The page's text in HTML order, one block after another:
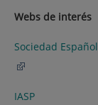
Webs de interés
Sociedad
IASP